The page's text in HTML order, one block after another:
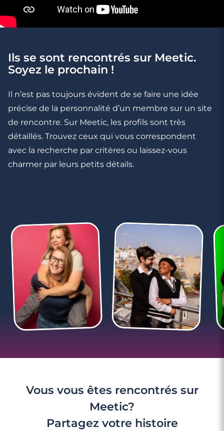
2 minutes
Comment réagir s'il me parle de "Kama-
Ils se sont rencontrés sur Meetic.
Soyez le prochain !
Il n’est pas toujours évident de se faire une idée
précise de la personnalité d’un membre sur un site
de rencontre. Sur Meetic, les profils sont très
détaillés. Trouvez ceux qui vous correspondent
avec la recherche par critères ou laissez-vous
charmer par leurs petits détails.
Vous vous êtes rencontrés sur
Meetic?
Partagez votre histoire